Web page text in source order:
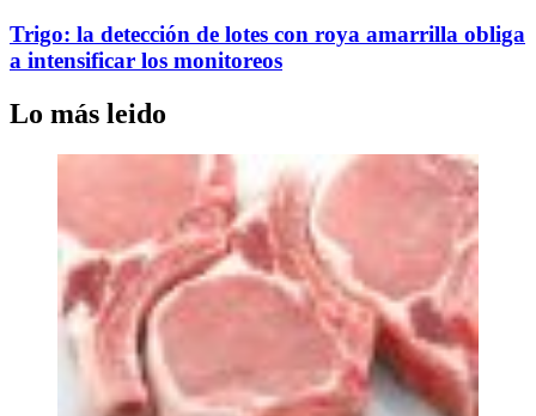
Trigo: la detección de lotes con roya amarrilla obliga
a intensificar los monitoreos
Lo más leido